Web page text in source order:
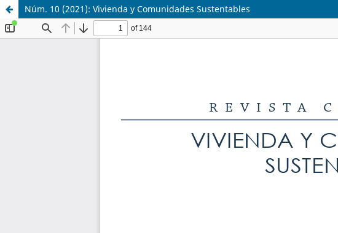
Núm. 10 (2021): Vivienda y Comunidades Sustentables